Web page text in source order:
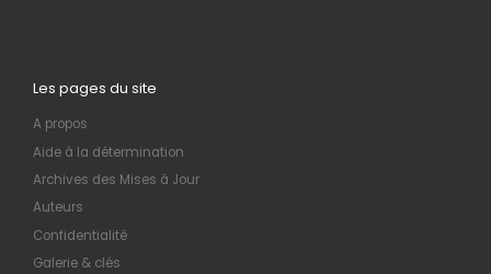
Les pages du site
A propos
Aide à la détermination
Archives des Mises à Jour
Auteurs
Confidentialité
Galerie & clés